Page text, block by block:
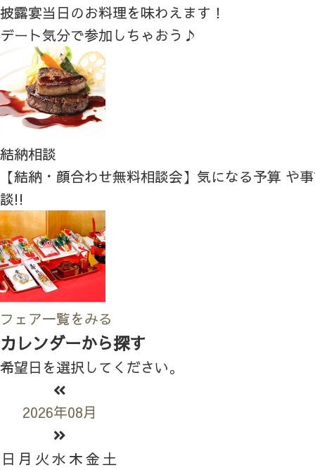
披露宴当日のお料理を味わえます！
デート気分で参加しちゃおう♪
結納相談
【結納・顔合わせ無料相談会】気になる予算 や
談!!
フェア一覧をみる
カレンダーから探す
希望日を選択してください。
2026年08月
日 月 火水 木金 土